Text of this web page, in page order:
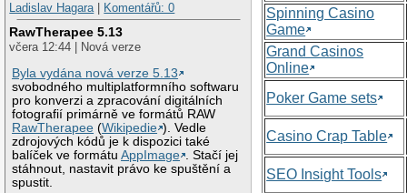
Ladislav Hagara| Komentářů: 0
RawTherapee 5.13
včera 12:44 | Nová verze
Byla vydána nová verze 5.13
svobodného multiplatformního softwaru
pro konverzi a zpracování digitálních
fotografií primárně ve formátů RAW
RawTherapee (Wikipedie ). Vedle
zdrojových kódů je k dispozici také
balíček ve formátuAppImage
. Stačí jej
stáhnout, nastavit právo ke spuštění a
spustit.
Spinning Casino
Game
Grand Casinos
Online
Poker Game sets
Casino Crap Table
SEO Insight Tools